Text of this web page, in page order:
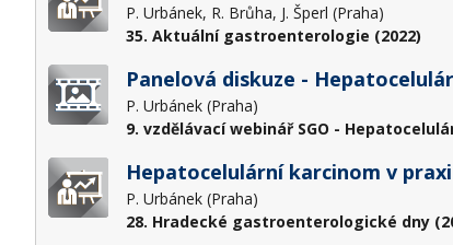
P. Urbánek, R. Brůha, J. Šperl (Praha)
35. Aktuální gastroenterologie (2022)
Panelová diskuze -
P. Urbánek (Praha)
9. vzdělávací webinář SGO -
Hepatocelulární karcinom v praxi
P. Urbánek (Praha)
28. Hradecké gastroenterologické dny